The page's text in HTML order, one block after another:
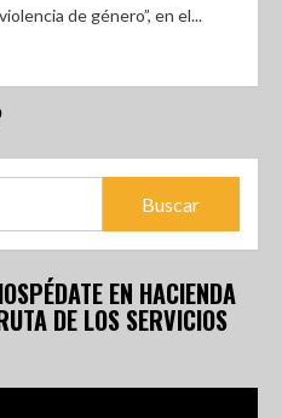
de género”, en el...
EN HACIENDA
DE LOS SERVICIOS